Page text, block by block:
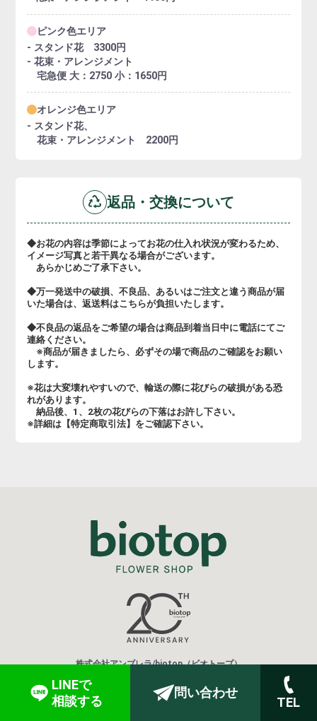
ピンク色エリア
- スタンド花 3300円
- 花束・アレンジメント
宅急便 大：2750 小：1650円
オレンジ色エリア
- スタンド花、
花束・アレンジメント 2200円
返品・交換について
◆お花の内容は季節によってお花の仕入れ状況が変わるため、
イメージ写真と若干異なる場合がございます。
あらかじめご了承下さい。
◆万一発送中の破損、不良品、あるいはご注文と違う商品が届
いた場合は、返送料はこちらが負担いたします。
◆不良品の返品をご希望の場合は商品到着当日中に電話にてご
連絡ください。
※商品が届きましたら、必ずその場で商品のご確認をお願い
します。
※花は大変壊れやすいので、輸送の際に花びらの破損がある恐
れがあります。
納品後、1、2枚の花びらの下落はお許し下さい。
※詳細は【特定商取引法】をご確認下さい。
株式会社アンブレラ/biotop（ビオトープ）
TEL：06-6313-8787/ FAX：06-6313-9393
E-mail：info@biotop.ne.jp
LINEで
相談する
問い合わせ
TEL